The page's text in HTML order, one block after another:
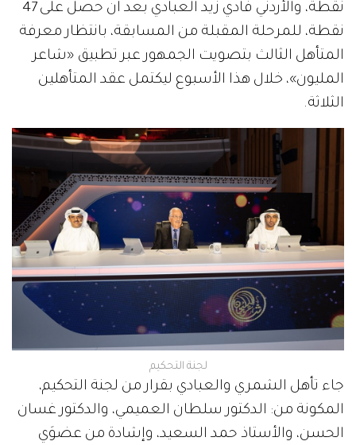
نقطة، والأردني فادي زيد العبادي بعد أن حصل على 47
نقطة، للمرحلة المقبلة من المسابقة، بانتظار معرفة
المتأهل الثالث بتصويت الجمهور عبر تطبيق «شاعر
المليون»، خلال هذا الأسبوع ليكتمل عقد المتأهلين
الثلاثة.
لجنة التحكيم
جاء تأهل الشمري والعبادي بقرار من لجنة التحكيم،
المكونة من: الدكتور سلطان العميمي، والدكتور غسان
الحسن، والأستاذ حمد السعيد، وإشادة من عضوَي